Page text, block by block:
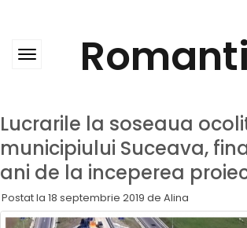
Lucrarile la soseaua
municipiului Suceava,
ani de la inceperea
Postat la 18 septembrie 2019 de Alina